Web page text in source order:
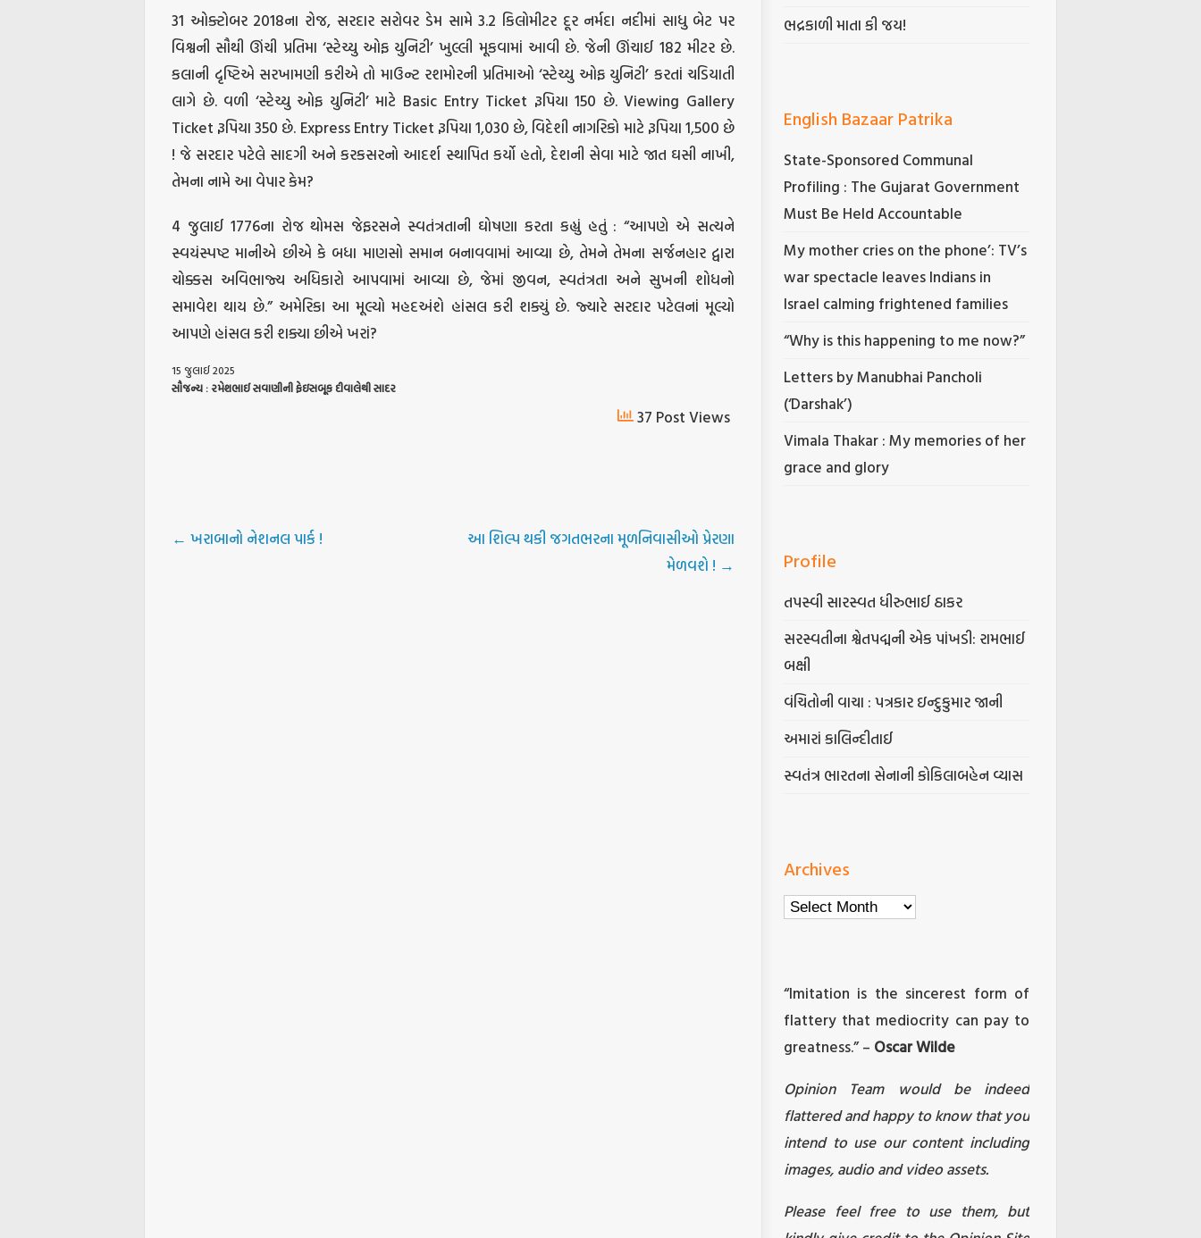
31 ઓક્ટોબર 2018ના રોજ, સરદાર સરોવર ડેમ સામે 3.2 કિલોમીટર દૂર નર્મદા નદીમાં સાધુ બેટ પર
વિશ્વની સૌથી ઊંચી પ્રતિમા ‘સ્ટેચ્યુ ઓફ યુનિટી’ ખુલ્લી મૂકવામાં આવી છે. જેની ઊંચાઈ 182 મીટર છે.
કલાની દૃષ્ટિએ સરખામણી કરીએ તો માઉન્ટ રશમોરની પ્રતિમાઓ ‘સ્ટેચ્યુ ઓફ યુનિટી’ કરતાં ચડિયાતી
લાગે છે. વળી ‘સ્ટેચ્યુ ઓફ યુનિટી’ માટે Basic Entry Ticket રૂપિયા 150 છે. Viewing Gallery
Ticket રૂપિયા 350 છે. Express Entry Ticket રૂપિયા 1,030 છે, વિદેશી નાગરિકો માટે રૂપિયા 1,500 છે
! જે સરદાર પટેલે સાદગી અને કરકસરનો આદર્શ સ્થાપિત કર્યો હતો, દેશની સેવા માટે જાત ઘસી નાખી,
તેમના નામે આ વેપાર કેમ?
4 જુલાઈ 1776ના રોજ થોમસ જેફરસને સ્વતંત્રતાની ઘોષણા કરતા કહ્યું હતું : “આપણે એ સત્યને
સ્વયંસ્પષ્ટ માનીએ છીએ કે બધા માણસો સમાન બનાવવામાં આવ્યા છે, તેમને તેમના સર્જનહાર દ્વારા
ચોક્કસ અવિભાજ્ય અધિકારો આપવામાં આવ્યા છે, જેમાં જીવન, સ્વતંત્રતા અને સુખની શોધનો
સમાવેશ થાય છે.” અમેરિકા આ મૂલ્યો મહદઅંશે હાંસલ કરી શક્યું છે. જ્યારે સરદાર પટેલનાં મૂલ્યો
આપણે હાંસલ કરી શક્યા છીએ ખરાં?
15 જુલાઈ 2025
સૌજન્ય :રમેશભાઈસવાણીનીફેઇસબૂકદીવાલેથીસાદર
37 Post Views
← ખરાબાનો નેશનલ પાર્ક !
આ શિલ્પ થકી જગતભરના મૂળનિવાસીઓ પ્રેરણા
મેળવશે ! →
ભદ્રકાળી માતા કી જય!
English Bazaar Patrika
State-Sponsored Communal
Profiling : The Gujarat Government
Must Be Held Accountable
My mother cries on the phone’: TV’s
war spectacle leaves Indians in
Israel calming frightened families
“Why is this happening to me now?”
Letters by Manubhai Pancholi
(‘Darshak’)
Vimala Thakar : My memories of her
grace and glory
Profile
તપસ્વી સારસ્વત ધીરુભાઈ ઠાકર
સરસ્વતીના શ્વેતપદ્મની એક પાંખડી: રામભાઈ
બક્ષી
વંચિતોની વાચા : પત્રકાર ઇન્દુકુમાર જાની
અમારાં કાલિન્દીતાઈ
સ્વતંત્ર ભારતના સેનાની કોકિલાબહેન વ્યાસ
Archives
Archives
“Imitation is the sincerest form of
flattery that mediocrity can pay to
greatness.” – Oscar Wilde
Opinion Team would be indeed
flattered and happy to know that you
intend to use our content including
images, audio and video assets.
Please feel free to use them, but